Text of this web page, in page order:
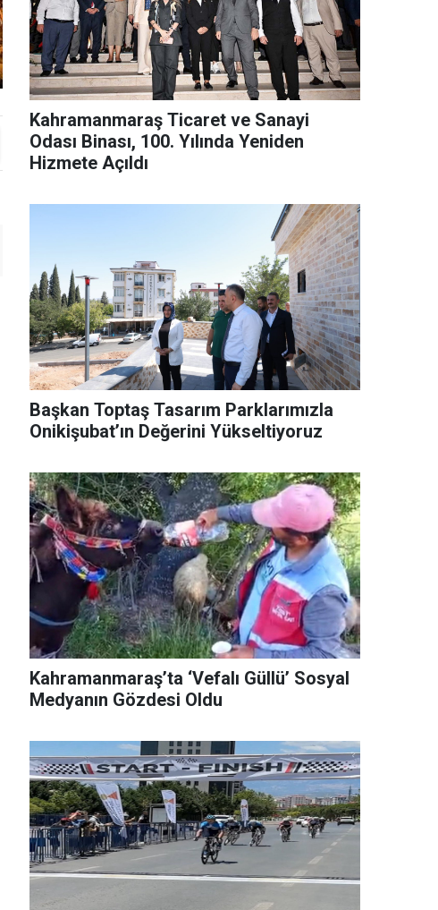
Kahramanmaraş Ticaret ve Sanayi
Odası Binası, 100. Yılında Yeniden
Hizmete Açıldı
Başkan Toptaş Tasarım Parklarımızla
Onikişubat’ın Değerini Yükseltiyoruz
Kahramanmaraş’ta ‘Vefalı Güllü’ Sosyal
Medyanın Gözdesi Oldu